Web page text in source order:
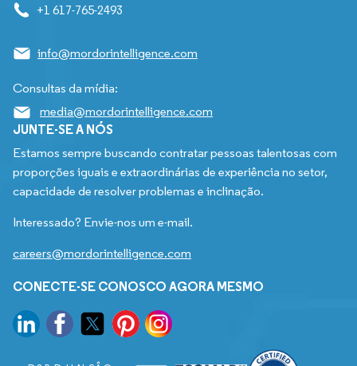
+1 617-765-2493
info@mordorintelligence.com
Consultas da mídia:
media@mordorintelligence.com
JUNTE-SE A NÓS
Estamos sempre buscando contratar pessoas talentosas com
proporções iguais e extraordinárias de experiência no setor,
capacidade de resolver problemas e inclinação.
Interessado? Envie-nos um e-mail.
careers@mordorintelligence.com
CONECTE-SE CONOSCO AGORA MESMO